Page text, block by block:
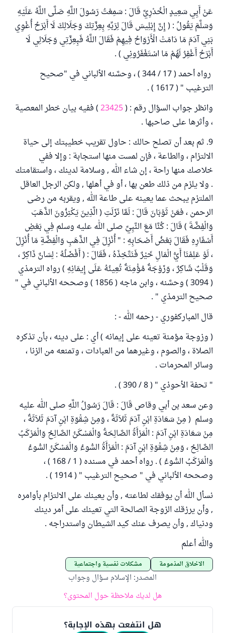
عَنْ أَبِي سَعِيدٍ الْخُدْرِيِّ قَالَ : سَمِعْتُ رَسُولَ اللَّهِ صَلَّى اللَّهُ عَلَيْهِ
وَسَلَّمَ يَقُولُ : ( إِنَّ إِبْلِيسَ قَالَ لِرَبِّهِ بِعِزَّتِكَ وَجَلَالِكَ لَا أَبْرَحُ أُغْوِي
بَنِي آدَمَ مَا دَامَتْ الْأَرْوَاحُ فِيهِمْ فَقَالَ اللَّهُ فَبِعِزَّتِي وَجَلَالِي لَا
أَبْرَحُ أَغْفِرُ لَهُمْ مَا اسْتَغْفَرُونِي ) .
رواه أحمد ( 17 / 344 ) ، وحسَّنه الألباني في "صحيح
الترغيب " ( 1617 ) .
وانظر جواب السؤال رقم : (23425) ففيه بيان خطر المعصية
، وأثرها على صاحبها .
9. ثم بعد أن تصلح حالك : حاول تقريب خطيبتك إلى حياة
الالتزام ، والطاعة ، فإن لمست منها استجابة : وإلا ففي
خلاصك منها راحة ، إن شاء الله , وسلامة لدينك ، واستقامتك
. ولا يلزم من ذلك طعن بها ، أو في أهلها , ولكن الرجل العاقل
الملتزم يبحث عما يعينه على طاعة الله , ويقربه من رضى
الرحمن ، فعَنْ ثَوْبَانَ قَالَ : لَمَّا نَزَلَتِ ( الَّذِينَ يَكْنِزُونَ الذَّهَبَ
وَالْفِضَّةَ ) قَالَ : كُنَّا مَعَ النَّبِيِّ صلى الله عليه وسلم فِي بَعْضِ
أَسْفَارِهِ فَقَالَ بَعْضُ أَصْحَابِهِ : " أُنْزِلَ فِي الذَّهَبِ وَالْفِضَّةِ مَا أُنْزِلَ
، لَوْ عَلِمْنَا أَيُّ الْمَالِ خَيْرٌ فَنَتَّخِذَهُ ، فَقَالَ : ( أَفْضَلُهُ : لِسَانٌ ذَاكِرٌ ،
وَقَلْبٌ شَاكِرٌ ، وَزَوْجَةٌ مُؤْمِنَةٌ تُعِينُهُ عَلَى إِيمَانِهِ ) رواه الترمذي
( 3094 ) وحسَّنه ، وابن ماجه ( 1856 ) وصححه الألباني في "
صحيح الترمذي " .
قال المباركفوري - رحمه الله - :
( وزوجة مؤمنة تعينه على إيمانه ) أي : على دينه ، بأن تذكره
الصلاة ، والصوم ، وغيرهما من العبادات ، وتمنعه من الزنا ،
وسائر المحرمات .
" تحفة الأحوذي " ( 8 / 390 ) .
وعن سعد بن أبي وقاص قَالَ : قَالَ رَسُولُ اللَّهِ صلى الله عليه
وسلم ( مِنْ سَعَادَةِ ابْنِ آدَمَ ثَلاَثَةٌ ، وَمِنْ شِقْوَةِ ابْنِ آدَمَ ثَلاَثَةٌ ،
مِنْ سَعَادَةِ ابْنِ آدَمَ : الْمَرْأَةُ الصَّالِحَةُ وَالْمَسْكَنُ الصَّالِحُ وَالْمَرْكَبُ
الصَّالِحُ ، وَمِنْ شِقْوَةِ ابْنِ آدَمَ : الْمَرْأَةُ السُّوءُ وَالْمَسْكَنُ السُّوءُ
وَالْمَرْكَبُ السُّوءُ ) . رواه أحمد في مسنده ( 1 / 168 ) ،
وصححه الألباني في " صحيح الترغيب " ( 1914 ) .
نسأل الله أن يوفقك لطاعته , وأن يعينك على الالتزام بأوامره
, وأن يرزقك الزوجة الصالحة التي تعينك على أمر دينك
ودنياك , وأن يصرف عنك كيد الشيطان واستدراجه .
والله أعلم
الأخلاق المذمومة مشكلات نفسية واجتماعية
المصدر: الإسلام سؤال وجواب
هل لديك ملاحظة حول المحتوى؟
هل انتفعت بهذه الإجابة؟